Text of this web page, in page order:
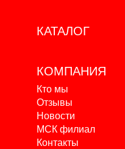
КАТАЛОГ
КОМПАНИЯ
Кто мы
Отзывы
Новости
МСК филиал
Контакты